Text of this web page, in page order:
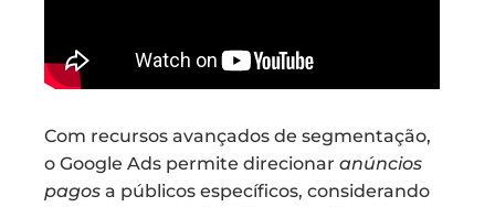
Com recursos avançados de segmentação,
o Google Ads permite direcionar anúncios
pagos a públicos específicos, considerando